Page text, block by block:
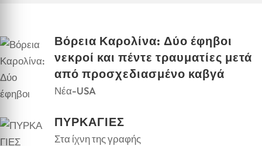
Βόρεια Καρολίνα: Δύο έφηβοι
νεκροί και πέντε τραυματίες μετά
από προσχεδιασμένο καβγά
Νέα-USA
ΠΥΡΚΑΓΙΕΣ
Στα ίχνη της γραφής